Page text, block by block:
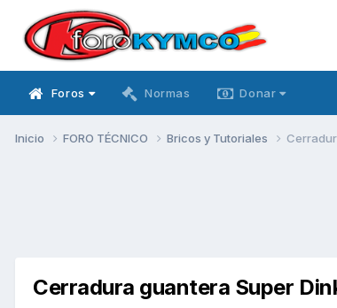
Foros Normas Donar
Inicio FORO TÉCNICO Bricos y Tutoriales
Cerradura guantera Super